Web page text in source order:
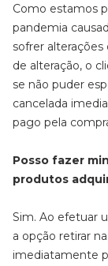
Como estamos
pandemia
sofrer
de alteração, o
se não puder
cancelada
pago pela
Posso fazer
produtos
Sim. Ao efetuar
a opção retirar
imediatamente